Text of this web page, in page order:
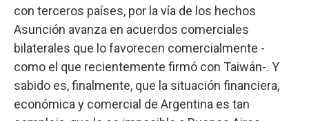
con terceros países, por la vía de los hechos
Asunción avanza en acuerdos comerciales
bilaterales que lo favorecen comercialmente -
como el que recientemente firmó con Taiwán-. Y
sabido es, finalmente, que la situación financiera,
económica y comercial de Argentina es tan